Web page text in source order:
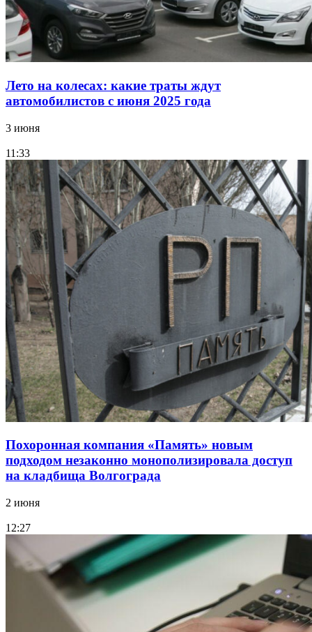
Лето на колесах: какие траты ждут
автомобилистов с июня 2025 года
3 июня
11:33
Похоронная компания «Память» новым
подходом незаконно монополизировала доступ
на кладбища Волгограда
2 июня
12:27